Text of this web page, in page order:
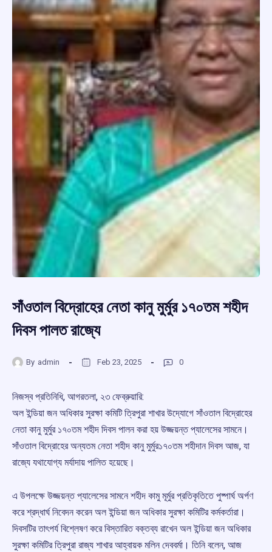
সাঁওতাল বিদ্রোহের নেতা কানু মুর্মুর ১৭০তম শহীদ
দিবস পালত রাজ্যে
By admin Feb 23, 2025 0
নিজস্ব প্রতিনিধি, আগরতলা, ২৩ ফেব্রুয়ারি:
অল ইন্ডিয়া জন অধিকার সুরক্ষা কমিটি ত্রিপুরা শাখার উদ্যোগে সাঁওতাল বিদ্রোহের
নেতা কানু মুর্মুর ১৭০তম শহীদ দিবস পালন করা হয় উজ্জয়ন্ত প্যালেসের সামনে।
সাঁওতাল বিদ্রোহের অন্যতম নেতা শহীদ কানু মুর্মুর১৭০তম শহীদান দিবস আজ, যা
রাজ্যে যথাযোগ্য মর্যাদায় পালিত হয়েছে।
এ উপলক্ষে উজ্জয়ন্ত প্যালেসের সামনে শহীদ কামু মূর্মুর প্রতিকৃতিতে পুষ্পার্ঘ অর্পণ
করে শ্রদ্ধার্ঘ নিবেদন করেন অল ইন্ডিয়া জন অধিকার সুরক্ষা কমিটির কর্মকর্তারা।
দিবসটির তাৎপর্য বিশ্লেষণ করে বিস্তারিত বক্তব্য রাখেন অল ইন্ডিয়া জন অধিকার
সুরক্ষা কমিটির ত্রিপুরা রাজ্য শাখার আহ্বায়ক মলিন দেববর্মা। তিনি বলেন, আজ